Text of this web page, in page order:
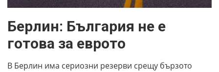
Берлин: България не е
готова за еврото
В Берлин има сериозни резерви срещу бързото